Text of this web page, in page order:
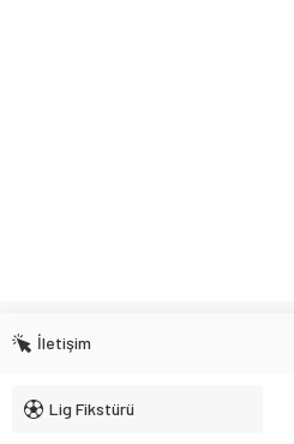
İletişim
Lig Fikstürü